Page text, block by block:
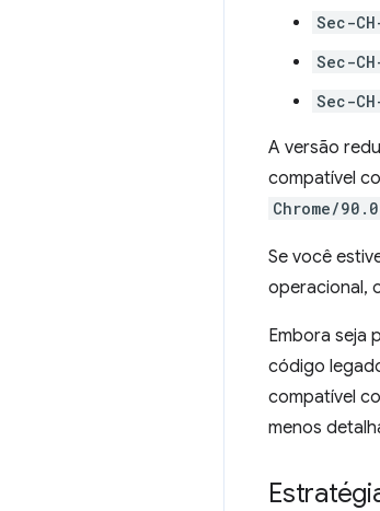
Sec-
Sec-
Sec-
A versão
compatível
Chrome/
Se você
operacional,
Embora seja
código
compatível
menos